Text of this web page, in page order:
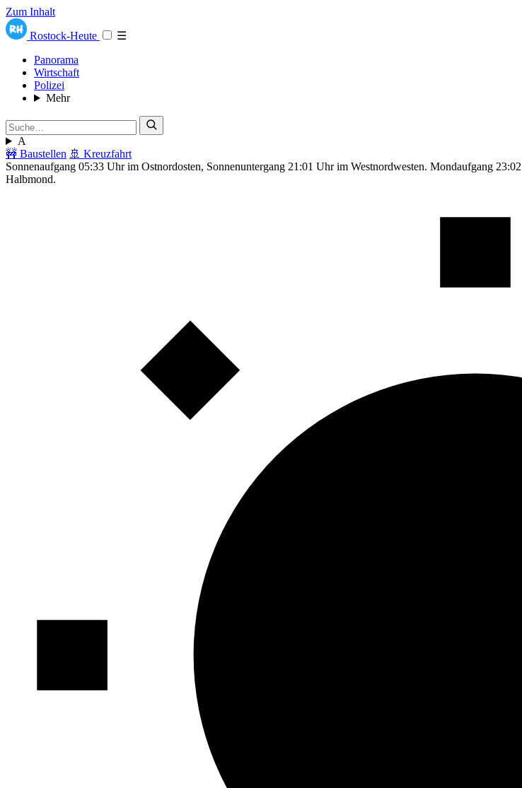
Zum Inhalt
Rostock-Heute
☰
Panorama
Wirtschaft
Polizei
Mehr
A
🚧 Baustellen 🚢 Kreuzfahrt
Sonnenaufgang 05:33 Uhr im Ostnordosten, Sonnenuntergang 21:01 Uhr im Westnordwesten. Mondaufgang
Halbmond.